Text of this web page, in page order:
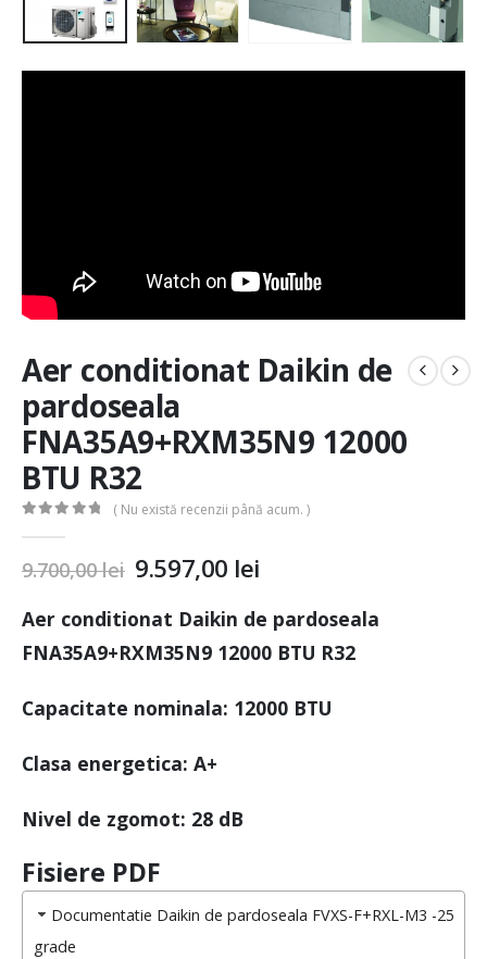
Aer conditionat Daikin de
pardoseala
FNA35A9+RXM35N9 12000
BTU R32
( Nu există recenzii până acum. )
9.700,00lei 9.597,00 lei
Aer conditionat Daikin de pardoseala
FNA35A9+RXM35N9 12000 BTU R32
Capacitate nominala: 12000 BTU
Clasa energetica: A+
Nivel de zgomot: 28 dB
Fisiere PDF
Documentatie Daikin de pardoseala FVXS-F+RXL-M3 -25
grade